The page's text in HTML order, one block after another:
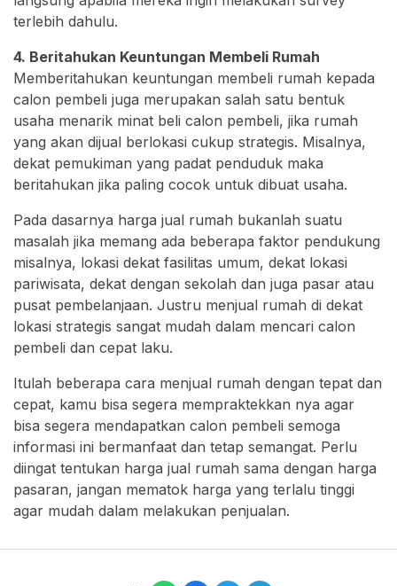
terlebih dahulu.
4. Beritahukan Keuntungan Membeli Rumah
Memberitahukan keuntungan membeli rumah kepada
calon pembeli juga merupakan salah satu bentuk
usaha menarik minat beli calon pembeli, jika rumah
yang akan dijual berlokasi cukup strategis. Misalnya,
dekat pemukiman yang padat penduduk maka
beritahukan jika paling cocok untuk dibuat usaha.
Pada dasarnya harga jual rumah bukanlah suatu
masalah jika memang ada beberapa faktor pendukung
misalnya, lokasi dekat fasilitas umum, dekat lokasi
pariwisata, dekat dengan sekolah dan juga pasar atau
pusat pembelanjaan. Justru menjual rumah di dekat
lokasi strategis sangat mudah dalam mencari calon
pembeli dan cepat laku.
Itulah beberapa cara menjual rumah dengan tepat dan
cepat, kamu bisa segera mempraktekkan nya agar
bisa segera mendapatkan calon pembeli semoga
informasi ini bermanfaat dan tetap semangat. Perlu
diingat tentukan harga jual rumah sama dengan harga
pasaran, jangan mematok harga yang terlalu tinggi
agar mudah dalam melakukan penjualan.